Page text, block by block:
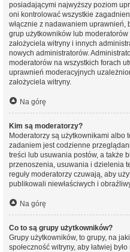
posiadającymi najwyższy poziom
oni kontrolować wszystkie
włącznie z nadawaniem
grup użytkowników lub
założyciela witryny i innych
nowych administratorów.
moderatorów na wszystkich forach
uprawnień moderacyjnych
założyciela witryny.
Na górę
Kim są moderatorzy?
Moderatorzy są użytkownikami albo
zadaniem jest codzienne
treści lub usuwania postów, a także
przenoszenia, usuwania i dzielenia
reguły moderatorzy czuwają, aby
publikowali niewłaściwych i
Na górę
Co to są grupy użytkowników?
Grupy użytkowników, to grupy, na
społeczność witryny, aby łatwiej